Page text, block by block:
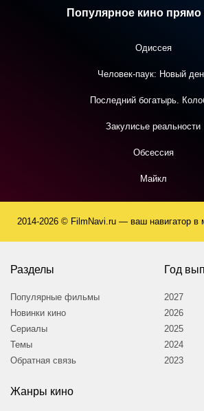
Популярное кино прямо
Одиссея
Человек-паук: Новый
Последний богатырь.
Закулисье реальности
Обсессия
Майкл
2014-2026 © FilmNavi.ru — ваш навигатор в
Разделы
Популярные фильмы
Новинки кино
Сериалы
Темы
Обратная связь
Год
2027
2026
2025
2024
2023
Жанры кино